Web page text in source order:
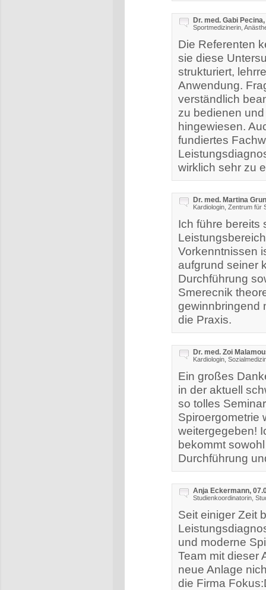
Dr. med. Gabi
Sportmedizinerin,
Die Referenten
sie diese
strukturiert,
Anwendung.
verständlich
zu bedienen
hingewiesen.
fundiertes
wirklich sehr zu
Dr. med. Martina
Kardiologin, Zentrum für
Ich führe bereits
Vorkenntnissen
aufgrund seiner
Durchführung
Smerecnik
gewinnbringend
die Praxis.
Dr. med. Zoi
Kardiologin,
Ein großes
in der aktuell
so tolles
Spiroergometrie
weitergegeben!
bekommt
Durchführung
Anja Eckermann,
Studienkoordinatorin,
Seit einiger Zeit
und moderne
Team mit dieser
neue Anlage
die Firma